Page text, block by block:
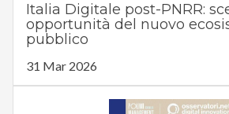
Italia Digitale post-PNRR:
opportunità del nuovo
pubblico
31 Mar 2026